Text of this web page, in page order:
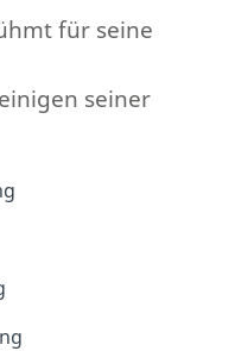
für seine
seiner